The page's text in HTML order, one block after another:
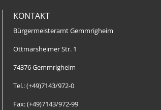
KONTAKT
Bürgermeisteramt Gemmrigheim
Ottmarsheimer Str. 1
74376 Gemmrigheim
Tel.: (+49)7143/972-0
Fax: (+49)7143/972-99